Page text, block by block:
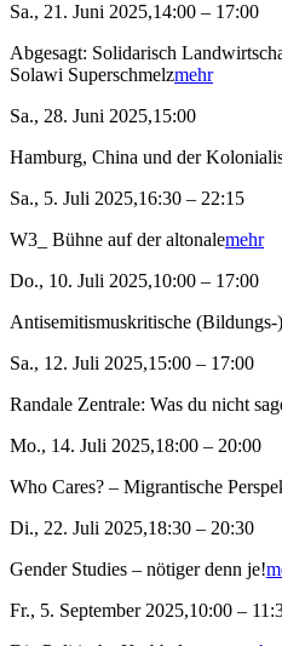
Sa., 21. Juni 2025,14:00 – 17:00
Abgesagt: Solidarisch
Solawi Superschmelzmehr
Sa., 28. Juni 2025,15:00
Hamburg, China und der
Sa., 5. Juli 2025,16:30 – 22:15
W3_ Bühne auf der altonalemehr
Do., 10. Juli 2025,10:00 – 17:00
Antisemitismuskritische
Sa., 12. Juli 2025,15:00 – 17:00
Randale Zentrale: Was du nicht
Mo., 14. Juli 2025,18:00 – 20:00
Who Cares? – Migrantische
Di., 22. Juli 2025,18:30 – 20:30
Gender Studies – nötiger denn je!
Fr., 5. September 2025,10:00 –